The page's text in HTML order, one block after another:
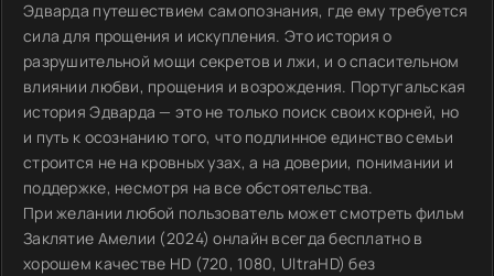
Эдварда путешествием самопознания, где ему требуется
сила для прощения и искупления. Это история о
разрушительной мощи секретов и лжи, и о спасительном
влиянии любви, прощения и возрождения. Португальская
история Эдварда — это не только поиск своих корней, но
и путь к осознанию того, что подлинное единство семьи
строится не на кровных узах, а на доверии, понимании и
поддержке, несмотря на все обстоятельства.
При желании любой пользователь может смотреть фильм
Заклятие Амелии (2024) онлайн всегда бесплатно в
хорошем качестве HD (720, 1080, UltraHD) без